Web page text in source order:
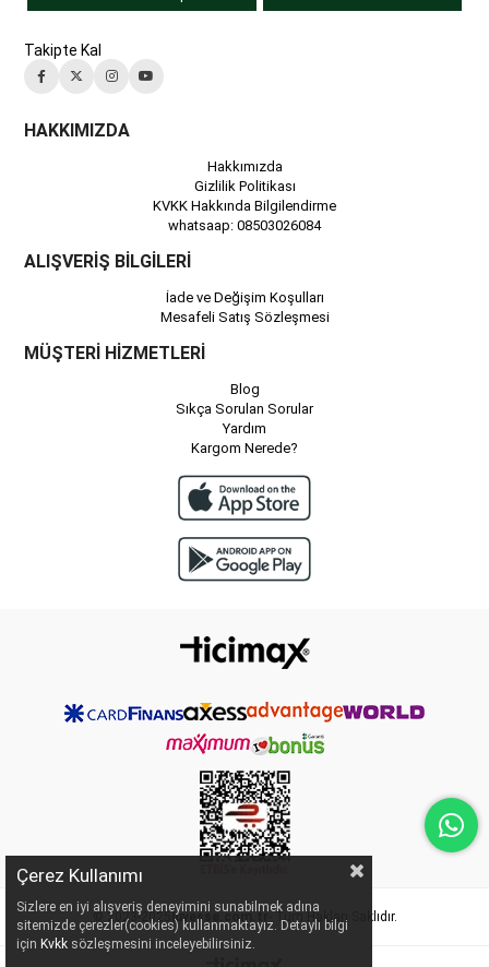
Takipte Kal
HAKKIMIZDA
Hakkımızda
Gizlilik Politikası
KVKK Hakkında Bilgilendirme
whatsaap: 08503026084
ALIŞVERİŞ BİLGİLERİ
İade ve Değişim Koşulları
Mesafeli Satış Sözleşmesi
MÜŞTERİ HİZMETLERİ
Blog
Sıkça Sorulan Sorular
Yardım
Kargom Nerede?
© 2023-2025 luvesse.com.tr - Tüm Hakları Saklıdır.
Çerez Kullanımı
Sizlere en iyi alışveriş deneyimini sunabilmek adına
sitemizde çerezler(cookies) kullanmaktayız. Detaylı bilgi
için Kvkk sözleşmesini inceleyebilirsiniz.